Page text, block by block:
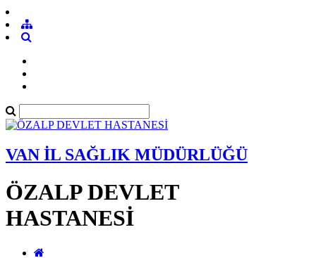
VAN İL SAĞLIK MÜDÜRLÜĞÜ
ÖZALP DEVLET
HASTANESİ